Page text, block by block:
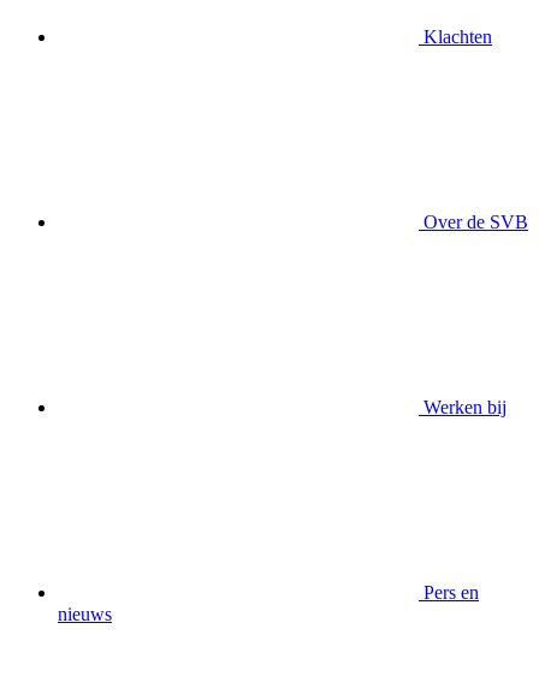
Klachten
Over de SVB
Werken bij
Pers en
nieuws